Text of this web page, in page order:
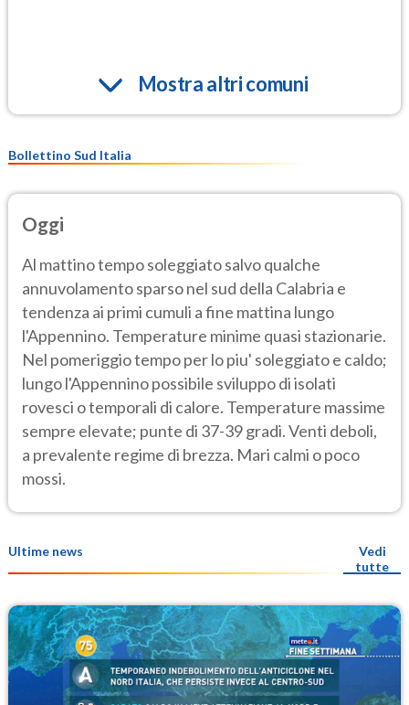
Mostra altri comuni
Bollettino Sud Italia
Oggi
Al mattino tempo soleggiato salvo qualche
annuvolamento sparso nel sud della Calabria e
tendenza ai primi cumuli a fine mattina lungo
l'Appennino. Temperature minime quasi stazionarie.
Nel pomeriggio tempo per lo piu' soleggiato e caldo;
lungo l'Appennino possibile sviluppo di isolati
rovesci o temporali di calore. Temperature massime
sempre elevate; punte di 37-39 gradi. Venti deboli,
a prevalente regime di brezza. Mari calmi o poco
mossi.
Ultime news
Vedi
tutte